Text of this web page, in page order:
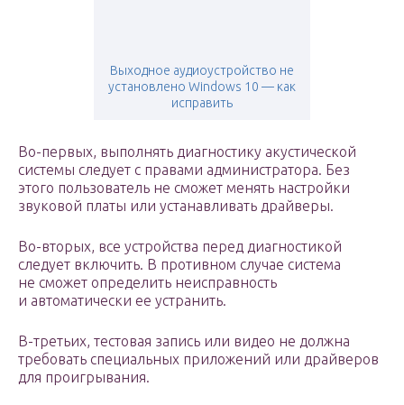
Выходное аудиоустройство не
установлено Windows 10 — как
исправить
Во-первых, выполнять диагностику акустической
системы следует с правами администратора. Без
этого пользователь не сможет менять настройки
звуковой платы или устанавливать драйверы.
Во-вторых, все устройства перед диагностикой
следует включить. В противном случае система
не сможет определить неисправность
и автоматически ее устранить.
В-третьих, тестовая запись или видео не должна
требовать специальных приложений или драйверов
для проигрывания.